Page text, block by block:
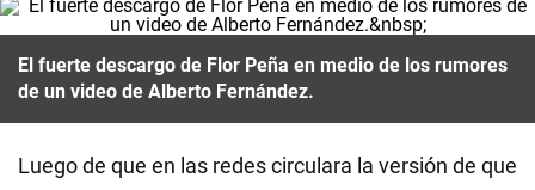
El fuerte descargo de Flor Peña en medio de los rumores
de un video de Alberto Fernández.
Luego de que en las redes circulara la versión de que